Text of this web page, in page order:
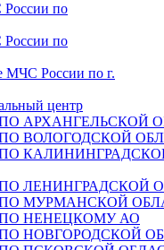
России по
России по
МЧС России по г.
центр
АРХАНГЕЛЬСКОЙ
ВОЛОГОДСКОЙ
ЛЕНИНГРАДСКОЙ
МУРМАНСКОЙ
НЕНЕЦКОМУ АО
НОВГОРОДСКОЙ